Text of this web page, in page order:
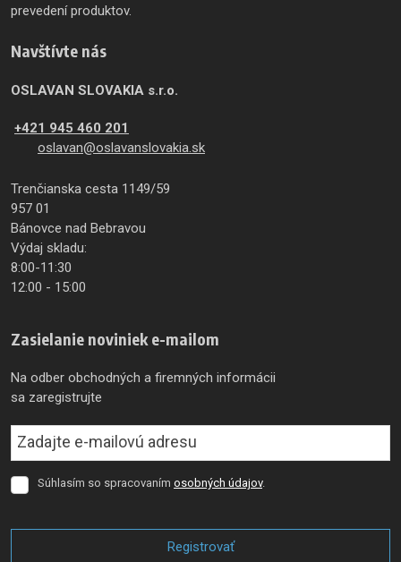
prevedení produktov.
Navštívte nás
OSLAVAN SLOVAKIA s.r.o.
+421 945 460 201
oslavan@oslavanslovakia.sk
Trenčianska cesta 1149/59
957 01
Bánovce nad Bebravou
Výdaj skladu:
8:00-11:30
12:00 - 15:00
Zasielanie noviniek e-mailom
Na odber obchodných a firemných informácii
sa zaregistrujte
Súhlasím
osobných
Súhlasím so spracovaním osobných údajov.
Registrovať